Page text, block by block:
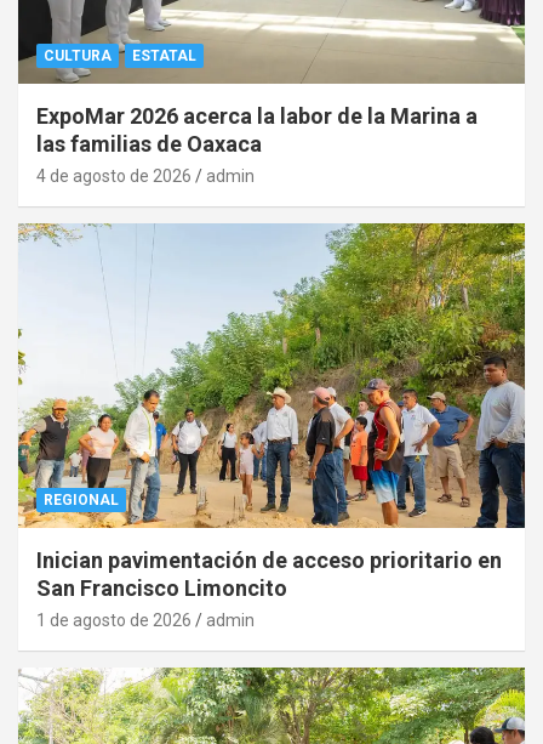
CULTURA ESTATAL
ExpoMar 2026 acerca la labor de la Marina a
las familias de Oaxaca
4 de agosto de 2026 admin
REGIONAL
Inician pavimentación de acceso prioritario en
San Francisco Limoncito
1 de agosto de 2026 admin